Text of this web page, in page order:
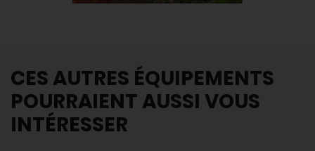
CES AUTRES ÉQUIPEMENTS
POURRAIENT AUSSI VOUS
INTÉRESSER